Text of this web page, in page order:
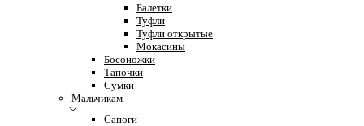
Балетки
Туфли
Туфли открытые
Мокасины
Босоножки
Тапочки
Сумки
Мальчикам
Сапоги